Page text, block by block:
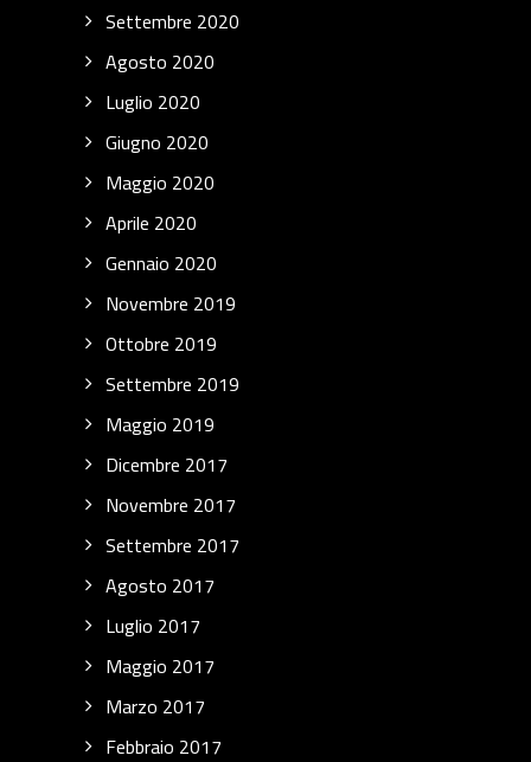
Settembre 2020
Agosto 2020
Luglio 2020
Giugno 2020
Maggio 2020
Aprile 2020
Gennaio 2020
Novembre 2019
Ottobre 2019
Settembre 2019
Maggio 2019
Dicembre 2017
Novembre 2017
Settembre 2017
Agosto 2017
Luglio 2017
Maggio 2017
Marzo 2017
Febbraio 2017